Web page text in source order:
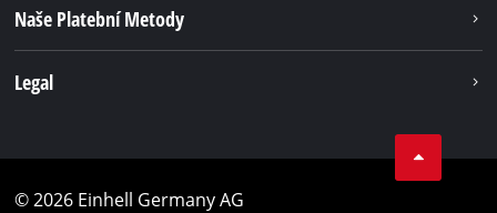
Naše Platební Metody
Legal
© 2026 Einhell Germany AG